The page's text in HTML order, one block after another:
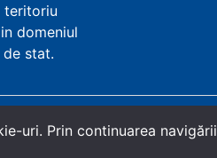
teritoriu
domeniul
stat.
de Pensii Brașov.
uri. Prin continuarea